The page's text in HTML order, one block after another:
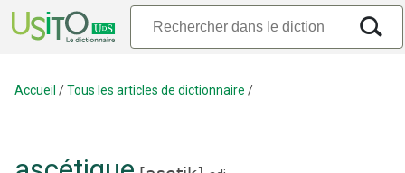
Accueil /Tous les articles de dictionnaire /